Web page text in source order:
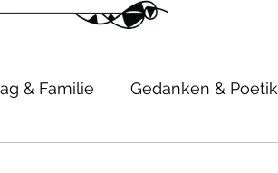
& Familie Gedanken & Poetik